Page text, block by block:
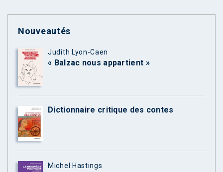
Nouveautés
Judith Lyon-Caen
« Balzac nous appartient »
Dictionnaire critique des contes
Michel Hastings